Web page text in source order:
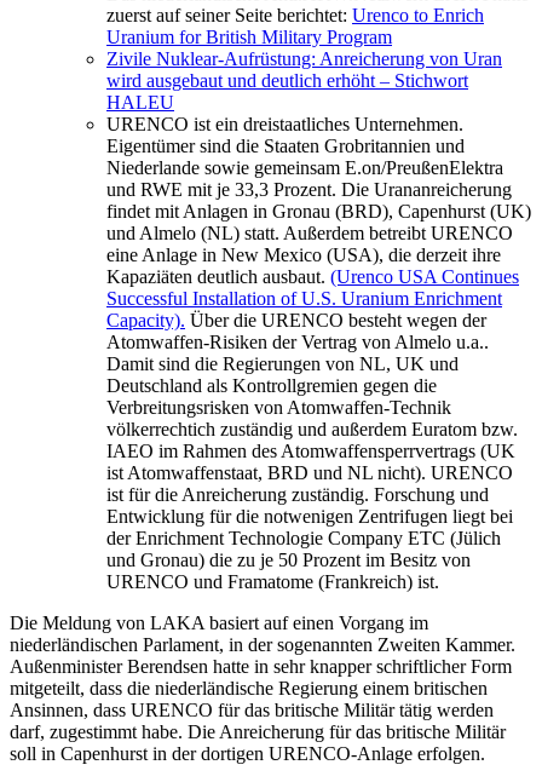
zuerst auf seiner Seite berichtet: Urenco to Enrich
Uranium for British Military Program
Zivile Nuklear-Aufrüstung: Anreicherung von Uran
wird ausgebaut und deutlich erhöht – Stichwort
HALEU
URENCO ist ein dreistaatliches Unternehmen.
Eigentümer sind die Staaten Grobritannien und
Niederlande sowie gemeinsam E.on/PreußenElektra
und RWE mit je 33,3 Prozent. Die Urananreicherung
findet mit Anlagen in Gronau (BRD), Capenhurst (UK)
und Almelo (NL) statt. Außerdem betreibt URENCO
eine Anlage in New Mexico (USA), die derzeit ihre
Kapaziäten deutlich ausbaut. (Urenco USA Continues
Successful Installation of U.S. Uranium Enrichment
Capacity). Über die URENCO besteht wegen der
Atomwaffen-Risiken der Vertrag von Almelo u.a..
Damit sind die Regierungen von NL, UK und
Deutschland als Kontrollgremien gegen die
Verbreitungsrisken von Atomwaffen-Technik
völkerrechtich zuständig und außerdem Euratom bzw.
IAEO im Rahmen des Atomwaffensperrvertrags (UK
ist Atomwaffenstaat, BRD und NL nicht). URENCO
ist für die Anreicherung zuständig. Forschung und
Entwicklung für die notwenigen Zentrifugen liegt bei
der Enrichment Technologie Company ETC (Jülich
und Gronau) die zu je 50 Prozent im Besitz von
URENCO und Framatome (Frankreich) ist.
Die Meldung von LAKA basiert auf einen Vorgang im
niederländischen Parlament, in der sogenannten Zweiten Kammer.
Außenminister Berendsen hatte in sehr knapper schriftlicher Form
mitgeteilt, dass die niederländische Regierung einem britischen
Ansinnen, dass URENCO für das britische Militär tätig werden
darf, zugestimmt habe. Die Anreicherung für das britische Militär
soll in Capenhurst in der dortigen URENCO-Anlage erfolgen.